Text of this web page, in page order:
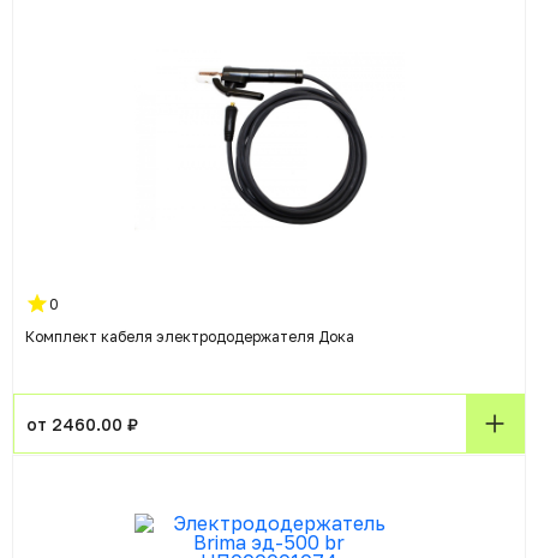
0
Комплект кабеля электрододержателя Дока
от 2460.00 ₽